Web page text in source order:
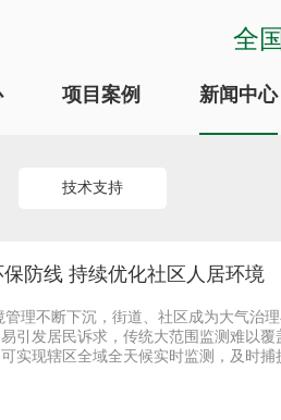
全
项目案例 新闻中心
技术支持
防线 持续优化社区人居环境
理不断下沉，街道、社区成为大气治
引发居民诉求，传统大范围监测难以
实现辖区全域全天候实时监测，及时